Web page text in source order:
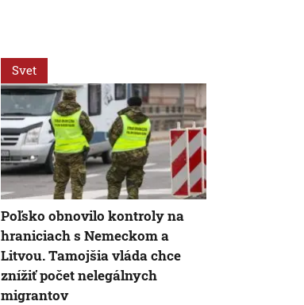
Svet
Poľsko obnovilo kontroly na
hraniciach s Nemeckom a
Litvou. Tamojšia vláda chce
znížiť počet nelegálnych
migrantov